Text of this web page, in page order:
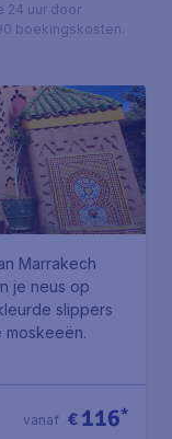
24 uur door
boekingskosten.
Marrakech
je neus op
slippers
moskeeën.
€ 116*
vanaf